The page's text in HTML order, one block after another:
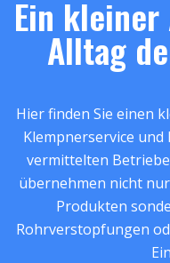
Ein kleiner
Alltag
Hier finden Sie einen
Klempnerservice
vermittelten
übernehmen nicht
Produkten
Rohrverstopfungen